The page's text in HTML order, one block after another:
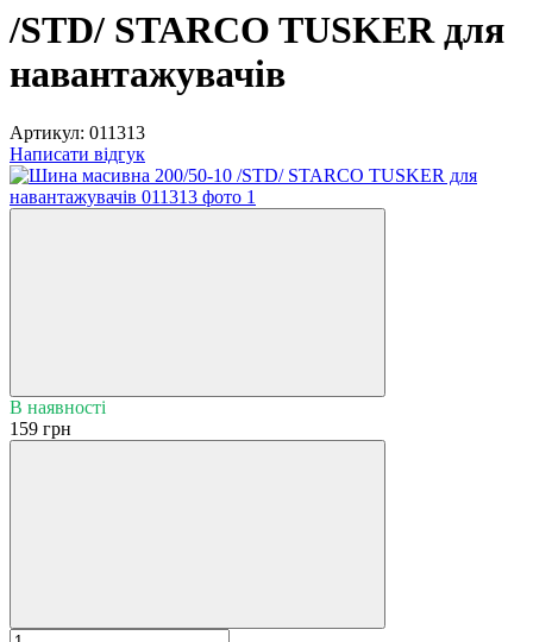
/STD/ STARCO TUSKER для
навантажувачів
Артикул: 011313
Написати відгук
В наявності
159 грн